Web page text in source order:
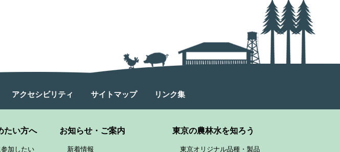
アクセシビリティ サイトマップ リンク集
たい方へ
加したい
お知らせ・ご案内
新着情報
東京の農林水を知ろう
東京オリジナル品種・製品